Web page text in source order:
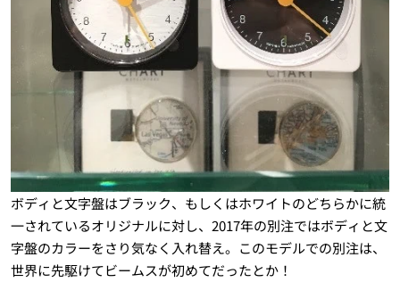
ボディと文字盤はブラック、もしくはホワイトのどちらかに統
一されているオリジナルに対し、2017年の別注ではボディと文
字盤のカラーをさり気なく入れ替え。このモデルでの別注は、
世界に先駆けてビームスが初めてだったとか！